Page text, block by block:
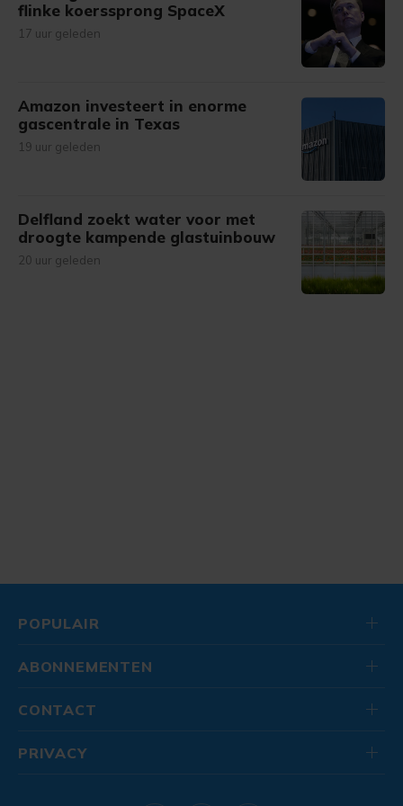
flinke koerssprong SpaceX
17 uur geleden
Amazon investeert in enorme
gascentrale in Texas
19 uur geleden
Delfland zoekt water voor met
droogte kampende glastuinbouw
20 uur geleden
POPULAIR
ABONNEMENTEN
CONTACT
PRIVACY